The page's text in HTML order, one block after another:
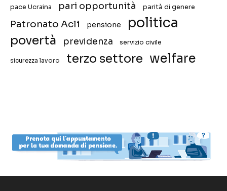
pace Ucraina pari opportunità parità di genere
Patronato Acli pensione politica
povertà previdenza servizio civile
sicurezza lavoro terzo settore welfare